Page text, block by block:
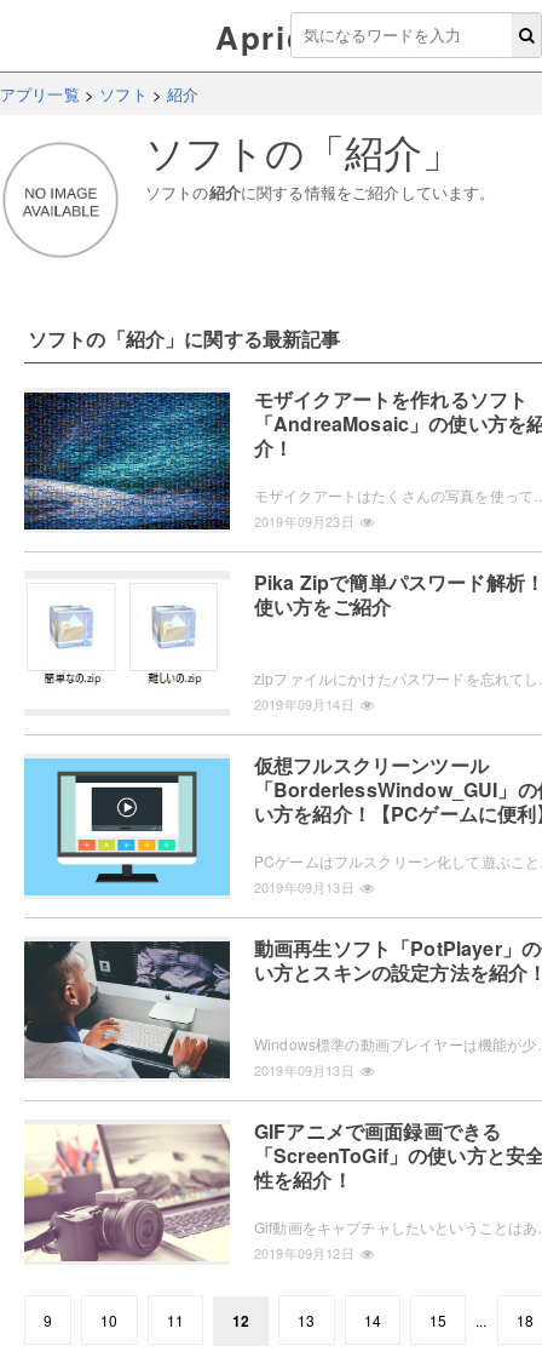
Aprico
アプリ一覧 > ソフト >紹介
ソフトの「紹介 」
ソフトの紹介に関する情報をご紹介しています。
ソフトの「紹介 」に関する最新記事
モザイクアートを作れるソフト
「AndreaMosaic」の使い方を
介！
2019年09月23日
Pika Zipで簡単パスワード解析
使い方をご紹介
2019年09月14日
仮想フルスクリーンツール
「BorderlessWindow_GUI」の
い方を紹介！【PCゲームに便利
2019年09月13日
動画再生ソフト「PotPlayer」
い方とスキンの設定方法を紹介
2019年09月13日
GIFアニメで画面録画できる
「ScreenToGif」の使い方と安
性を紹介！
2019年09月12日
9 10 11 12 13 14 15 ... 18